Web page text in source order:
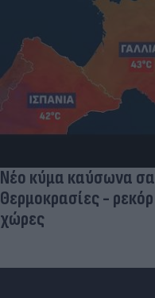
Νέο κύμα καύσωνα
Θερμοκρασίες -
χώρες